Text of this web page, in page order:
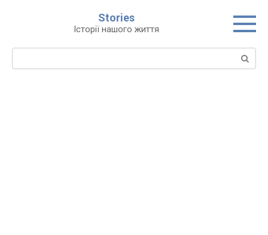
Stories
Історії нашого життя
Пошук: